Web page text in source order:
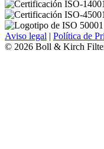
Aviso legal Política de
© 2026 Boll & Kirch